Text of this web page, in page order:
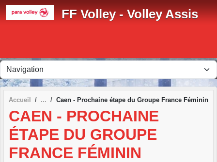
FF Volley - Volley Assis
Accueil Caen - Prochaine étape du Groupe France Féminin
CAEN - PROCHAINE
ÉTAPE DU GROUPE
FRANCE FÉMININ
Panneau de gestion des cookies